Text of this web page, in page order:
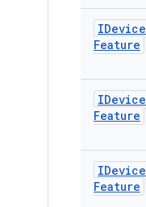
IDevice
Feature
IDevice
Feature
IDevice
Feature